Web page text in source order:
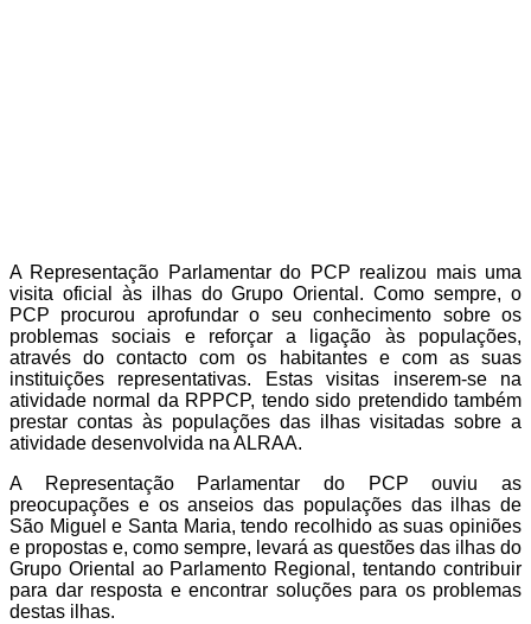
A Representação Parlamentar do PCP realizou mais uma
visita oficial às ilhas do Grupo Oriental. Como sempre, o
PCP procurou aprofundar o seu conhecimento sobre os
problemas sociais e reforçar a ligação às populações,
através do contacto com os habitantes e com as suas
instituições representativas. Estas visitas inserem-se na
atividade normal da RPPCP, tendo sido pretendido também
prestar contas às populações das ilhas visitadas sobre a
atividade desenvolvida na ALRAA.
A Representação Parlamentar do PCP ouviu as
preocupações e os anseios das populações das ilhas de
São Miguel e Santa Maria, tendo recolhido as suas opiniões
e propostas e, como sempre, levará as questões das ilhas do
Grupo Oriental ao Parlamento Regional, tentando contribuir
para dar resposta e encontrar soluções para os problemas
destas ilhas.